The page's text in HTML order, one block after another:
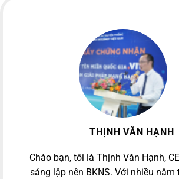
THỊNH VĂN HẠNH
Chào bạn, tôi là Thịnh Văn Hạnh,
sáng lập nên BKNS. Với nhiều